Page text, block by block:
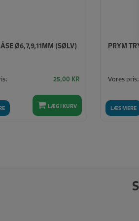
Ø6,7,9,11MM (SØLV)
25,00 KR
LÆG I KURV
PRYM
LÆS MERE
Vores pris: